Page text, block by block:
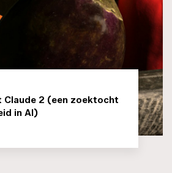
Claude 2 (een zoektocht
in AI)